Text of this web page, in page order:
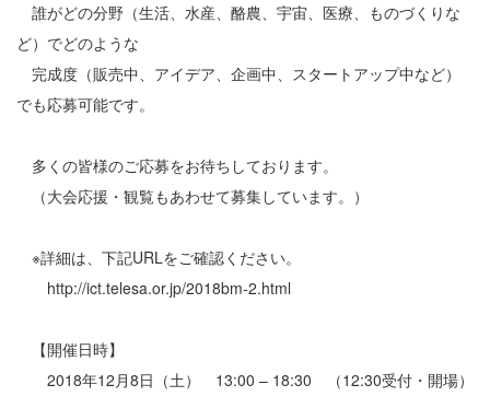
誰がどの分野（生活、水産、酪農、宇宙、医療、ものづくりな
ど）でどのような
完成度（販売中、アイデア、企画中、スタートアップ中など）
でも応募可能です。
多くの皆様のご応募をお待ちしております。
（大会応援・観覧もあわせて募集しています。）
※詳細は、下記URLをご確認ください。
http://ict.telesa.or.jp/2018bm-2.html
【開催日時】
2018年12月8日（土） 13:00 – 18:30 （12:30受付・開場）